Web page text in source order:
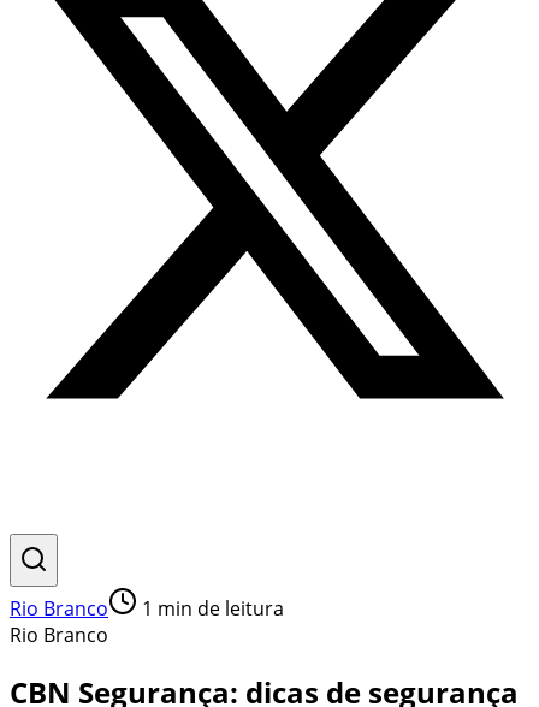
Rio Branco 1 min de leitura
Rio Branco
CBN Segurança: dicas de segurança